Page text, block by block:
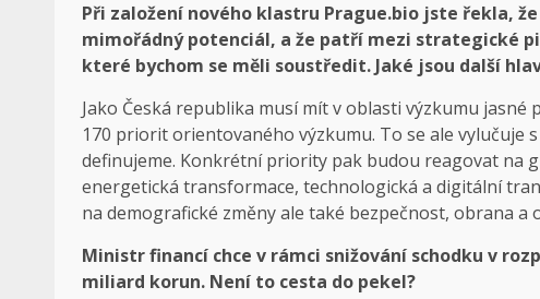
Při založení nového klastru Prague.bio jste řekla,
mimořádný potenciál, a že patří mezi strategické
které bychom se měli soustředit. Jaké jsou další
Jako Česká republika musí mít v oblasti výzkumu
170 priorit orientovaného výzkumu. To se ale vylučuje
definujeme. Konkrétní priority pak budou reagovat na
energetická transformace, technologická a digitální
na demografické změny ale také bezpečnost, obrana a
Ministr financí chce v rámci snižování schodku v
miliard korun. Není to cesta do pekel?